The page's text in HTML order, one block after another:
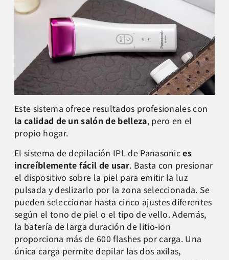
Este sistema ofrece resultados profesionales con
la calidad de un salón de belleza, pero en el
propio hogar.
El sistema de depilación IPL de Panasonices
increíblemente fácil de usar. Basta con presionar
el dispositivo sobre la piel para emitir la luz
pulsada y deslizarlo por la zona seleccionada. Se
pueden seleccionar hasta cinco ajustes diferentes
según el tono de piel o el tipo de vello. Además,
la batería de larga duración de litio-ion
proporciona más de 600 flashes por carga. Una
única carga permite depilar las dos axilas,